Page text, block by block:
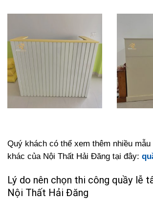
Quý khách có thể xem thêm nhiều mẫu
khác của Nội Thất Hải Đăng tại đây:
Lý do nên chọn thi công quầy lễ
Nội Thất Hải Đăng